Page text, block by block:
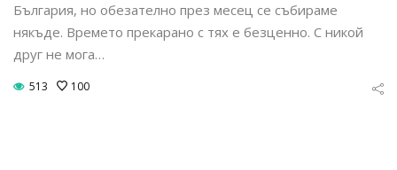
България, но обезателно през месец се събираме
някъде. Времето прекарано с тях е безценно. С никой
друг не мога…
513 100